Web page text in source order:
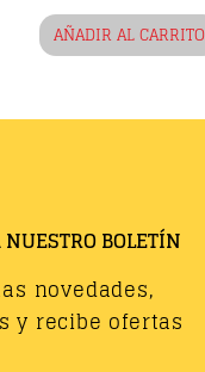
AÑADIR AL CARRITO
BOLETÍN
novedades,
y recibe ofertas